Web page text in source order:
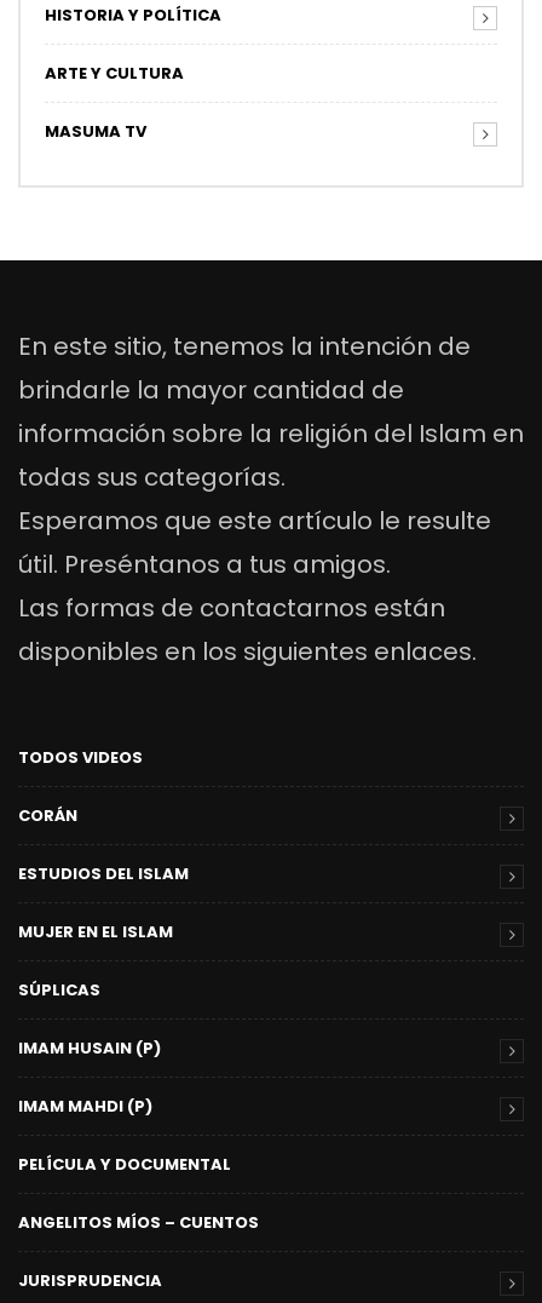
HISTORIA Y POLÍTICA
ARTE Y CULTURA
MASUMA TV
En este sitio, tenemos la intención de
brindarle la mayor cantidad de
información sobre la religión del Islam en
todas sus categorías.
Esperamos que este artículo le resulte
útil. Preséntanos a tus amigos.
Las formas de contactarnos están
disponibles en los siguientes enlaces.
TODOS VIDEOS
CORÁN
ESTUDIOS DEL ISLAM
MUJER EN EL ISLAM
SÚPLICAS
IMAM HUSAIN (P)
IMAM MAHDI (P)
PELÍCULA Y DOCUMENTAL
ANGELITOS MÍOS – CUENTOS
JURISPRUDENCIA